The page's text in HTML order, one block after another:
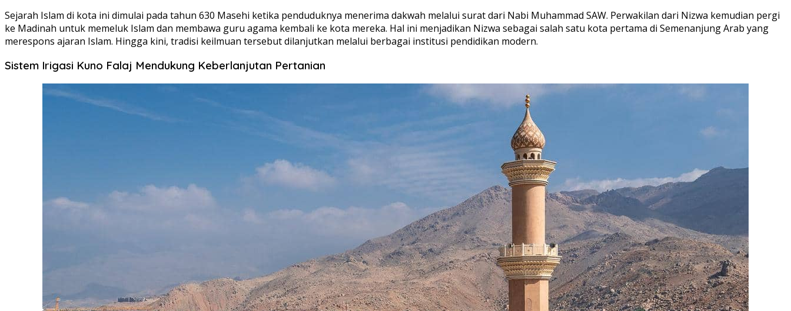
Sejarah Islam di kota ini dimulai pada tahun 630 Masehi ketika penduduknya menerima dakwah melalui surat dari Nabi Muhammad SAW. Perwakilan dari Nizwa kemudian pergi
ke Madinah untuk memeluk Islam dan membawa guru agama kembali ke kota mereka. Hal ini menjadikan Nizwa sebagai salah satu kota pertama di Semenanjung Arab yang
merespons ajaran Islam. Hingga kini, tradisi keilmuan tersebut dilanjutkan melalui berbagai institusi pendidikan modern.
Sistem Irigasi Kuno Falaj Mendukung Keberlanjutan Pertanian